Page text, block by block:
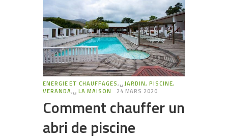
ENERGIE ET CHAUFFAGES,␣JARDIN, PISCINE,
VERANDA,␣LA MAISON 24 MARS 2020
Comment chauffer un
abri de piscine